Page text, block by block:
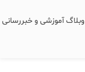
وبلاگ آموزشی و